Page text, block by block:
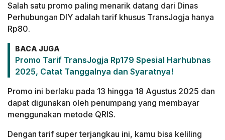
Salah satu promo paling menarik datang dari Dinas
Perhubungan DIY adalah tarif khusus TransJogja hanya
Rp80.
BACA JUGA
Promo Tarif TransJogja Rp179 Spesial Harhubnas
2025, Catat Tanggalnya dan Syaratnya!
Promo ini berlaku pada 13 hingga 18 Agustus 2025 dan
dapat digunakan oleh penumpang yang membayar
menggunakan metode QRIS.
Dengan tarif super terjangkau ini, kamu bisa keliling